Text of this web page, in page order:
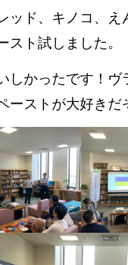
ッド、キノコ、え
スト試しました。
しかったです！ヴ
ーストが大好きだ